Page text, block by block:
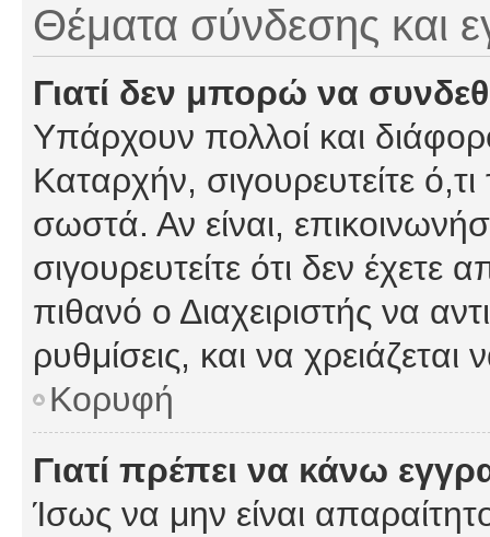
Θέματα σύνδεσης και
Γιατί δεν μπορώ να
Υπάρχουν πολλοί και
Καταρχήν, σιγουρευτείτε
σωστά. Αν είναι,
σιγουρευτείτε ότι δεν έχετε
πιθανό ο Διαχειριστής να
ρυθμίσεις, και να χρειάζεται
Κορυφή
Γιατί πρέπει να κάνω
Ίσως να μην είναι